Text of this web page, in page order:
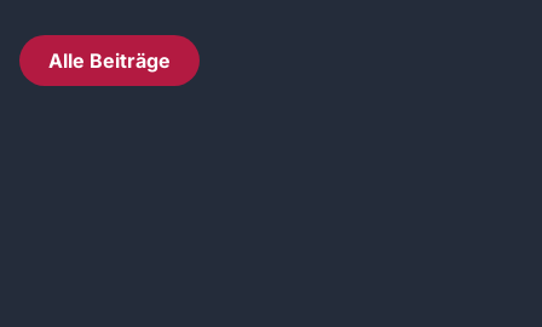
Alle Beiträge